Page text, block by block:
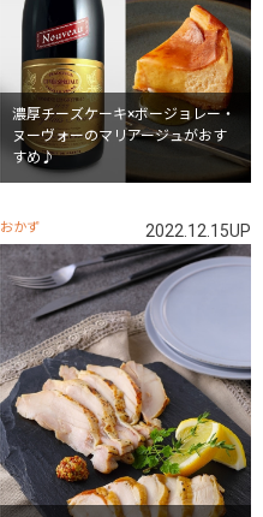
濃厚チーズケーキ×ボージョレー・
ヌーヴォーのマリアージュがおす
すめ♪
おかず 2022.12.15UP